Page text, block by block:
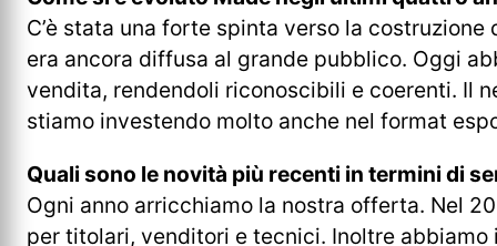
C’è stata una forte spinta verso la
era ancora diffusa al grande pubblico. Oggi
vendita, rendendoli riconoscibili e coerenti. Il
stiamo investendo molto anche nel format
Quali sono le novità più recenti in termini di
Ogni anno arricchiamo la nostra offerta. Nel
per titolari, venditori e tecnici. Inoltre